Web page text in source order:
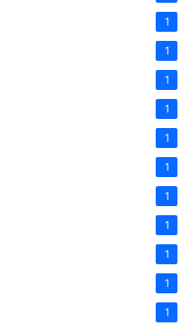
1
1
1
1
1
1
1
1
1
1
1